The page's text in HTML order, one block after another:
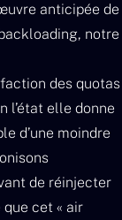
anticipée de
notre
des quotas
l’état elle donne
d’une moindre
de réinjecter
cet « air